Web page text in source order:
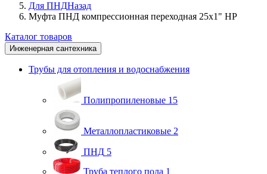
Для ПНДНазад
Муфта ПНД компрессионная переходная 25х1" НР
Каталог товаров
Инженерная сантехника
Трубы для отопления и водоснабжения
Полипропиленовые 15
Металлопластиковые 2
ПНД 5
Труба теплого пола 1